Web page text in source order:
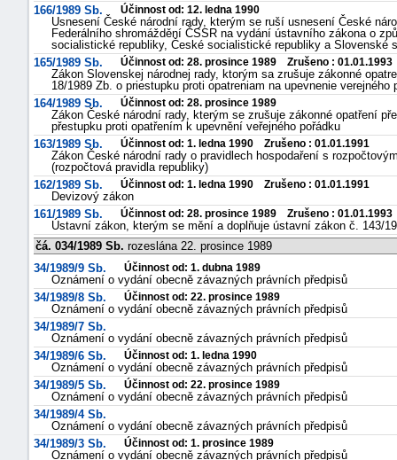
166/1989 Sb.
Účinnost od: 12. ledna 1990
Usnesení České národní rady, kterým se ruší usnesení České
Federálního shromáždění ČSSR na vydání ústavního zákona o
socialistické republiky, České socialistické republiky a Slovenské
165/1989 Sb.
Účinnost od: 28. prosince 1989 Zrušeno : 01.01.1993
Zákon Slovenskej národnej rady, ktorým sa zrušuje zákonné
18/1989 Zb. o priestupku proti opatreniam na upevnenie verejného
164/1989 Sb.
Účinnost od: 28. prosince 1989
Zákon České národní rady, kterým se zrušuje zákonné opatření
přestupku proti opatřením k upevnění veřejného pořádku
163/1989 Sb.
Účinnost od: 1. ledna 1990 Zrušeno : 01.01.1991
Zákon České národní rady o pravidlech hospodaření s
(rozpočtová pravidla republiky)
162/1989 Sb.
Účinnost od: 1. ledna 1990 Zrušeno : 01.01.1991
Devizový zákon
161/1989 Sb.
Účinnost od: 28. prosince 1989 Zrušeno : 01.01.1993
Ústavní zákon, kterým se mění a doplňuje ústavní zákon č. 143/
čá. 034/1989 Sb. rozeslána 22. prosince 1989
34/1989/9 Sb.
Účinnost od: 1. dubna 1989
Oznámení o vydání obecně závazných právních předpisů
34/1989/8 Sb.
Účinnost od: 22. prosince 1989
Oznámení o vydání obecně závazných právních předpisů
34/1989/7 Sb.
Oznámení o vydání obecně závazných právních předpisů
34/1989/6 Sb.
Účinnost od: 1. ledna 1990
Oznámení o vydání obecně závazných právních předpisů
34/1989/5 Sb.
Účinnost od: 22. prosince 1989
Oznámení o vydání obecně závazných právních předpisů
34/1989/4 Sb.
Oznámení o vydání obecně závazných právních předpisů
34/1989/3 Sb.
Účinnost od: 1. prosince 1989
Oznámení o vydání obecně závazných právních předpisů